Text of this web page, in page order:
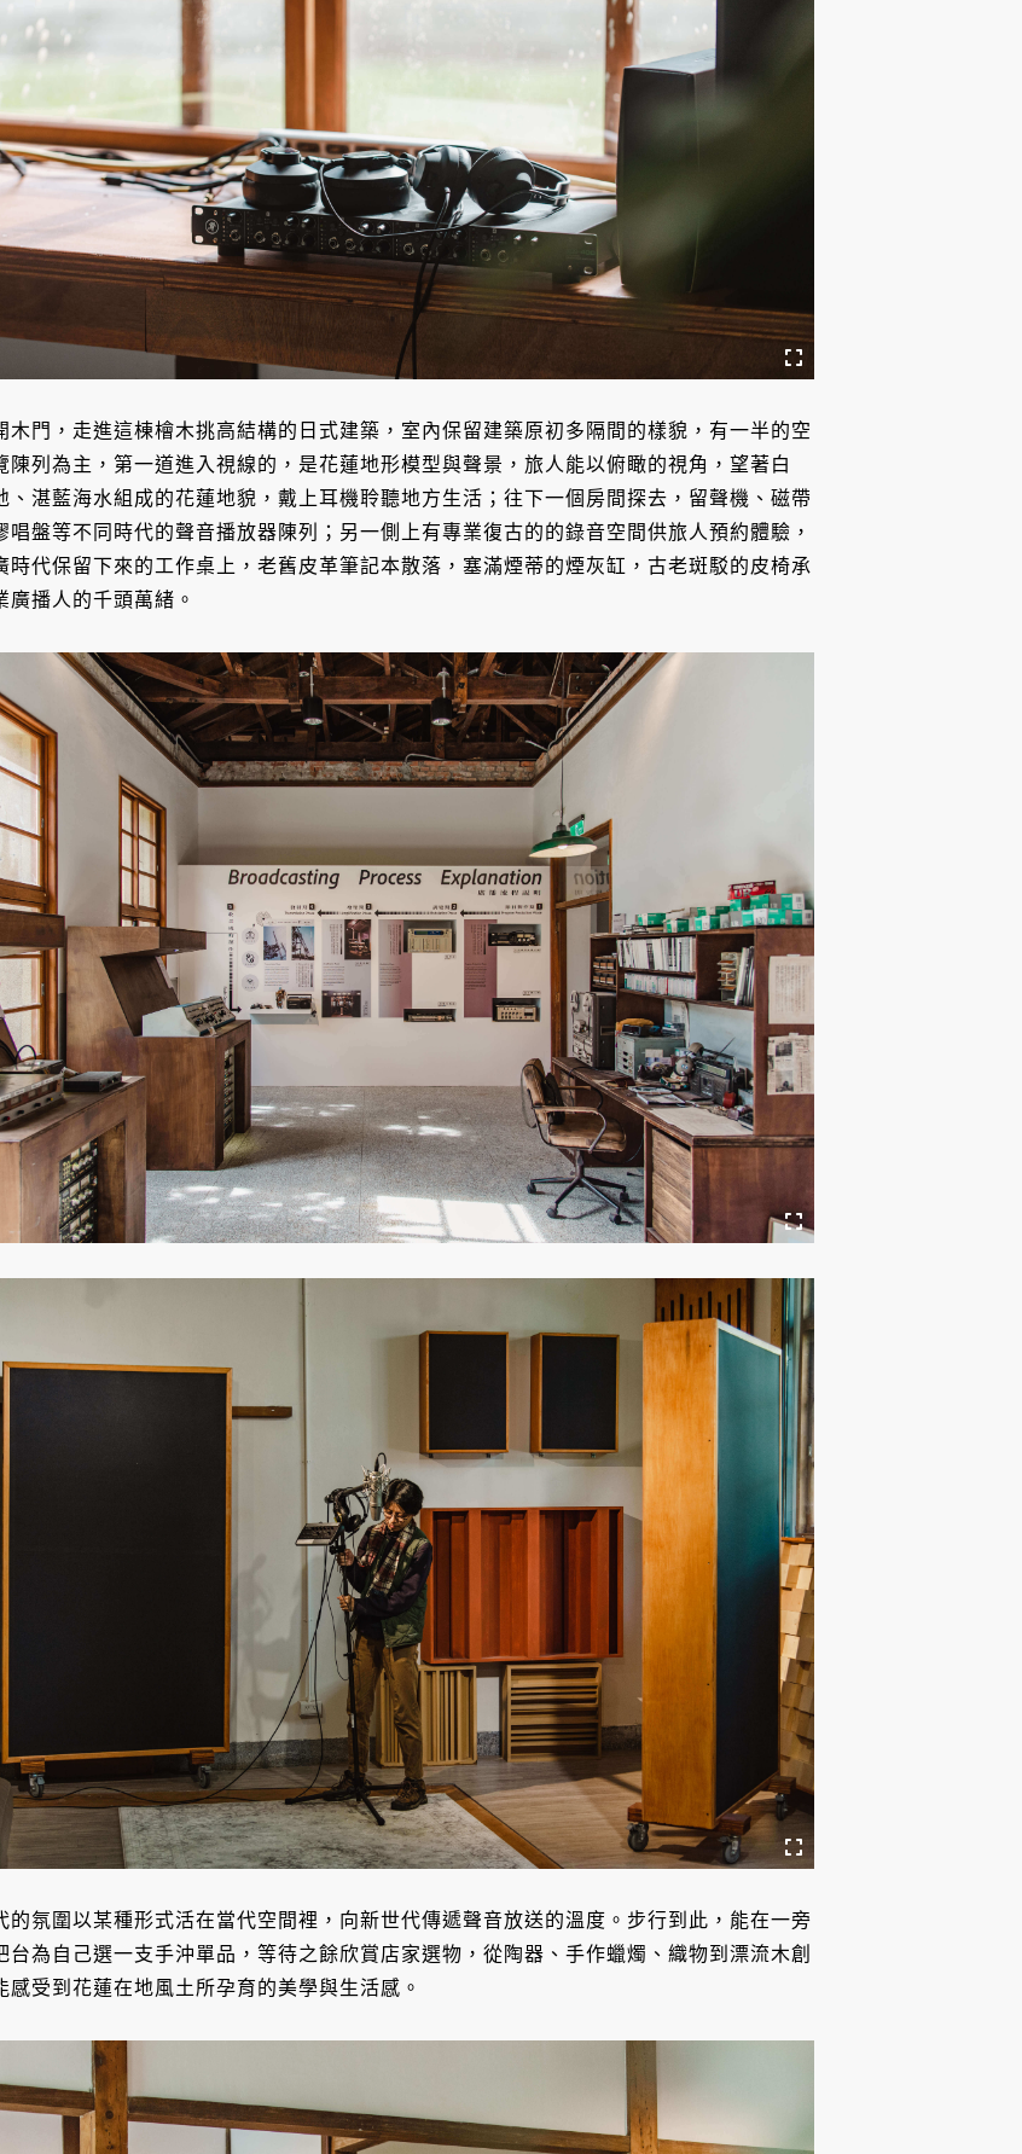
木門，走進這棟檜木挑高結構的日式建築，室內保留建築原初多隔間的樣貌，有一半的空
陳列為主，第一道進入視線的，是花蓮地形模型與聲景，旅人能以俯瞰的視角，望著白
、湛藍海水組成的花蓮地貌，戴上耳機聆聽地方生活；往下一個房間探去，留聲機、磁帶
唱盤等不同時代的聲音播放器陳列；另一側上有專業復古的的錄音空間供旅人預約體驗，
時代保留下來的工作桌上，老舊皮革筆記本散落，塞滿煙蒂的煙灰缸，古老斑駁的皮椅承
廣播人的千頭萬緒。
的氛圍以某種形式活在當代空間裡，向新世代傳遞聲音放送的溫度。步行到此，能在一旁
台為自己選一支手沖單品，等待之餘欣賞店家選物，從陶器、手作蠟燭、織物到漂流木創
感受到花蓮在地風土所孕育的美學與生活感。